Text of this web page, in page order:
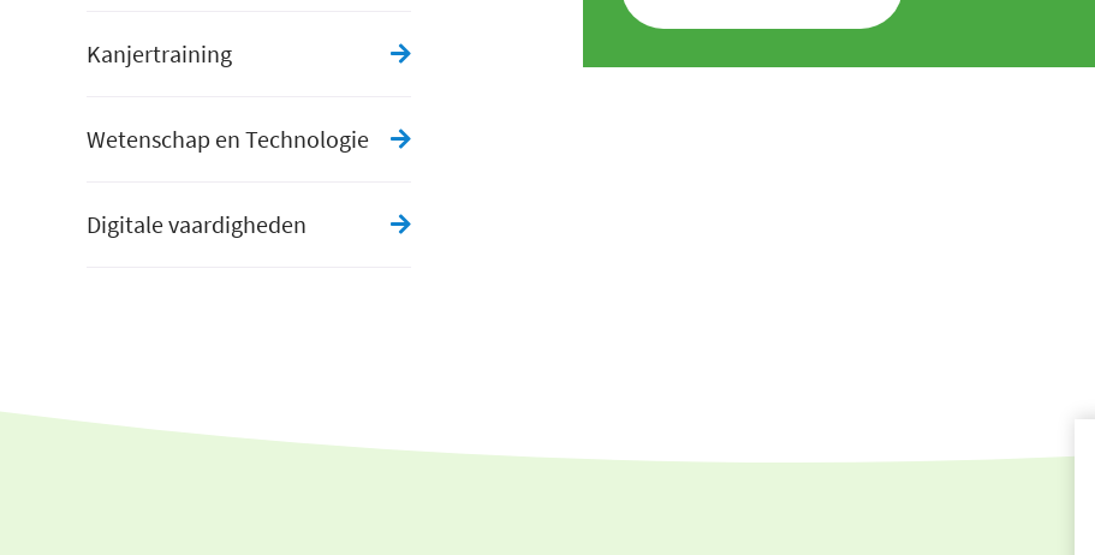
Kanjertraining
Wetenschap en Technologie
Digitale vaardigheden